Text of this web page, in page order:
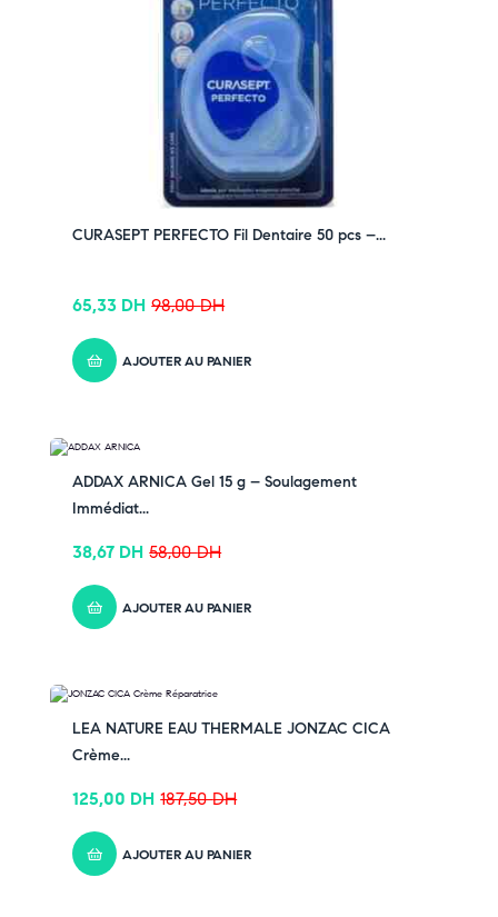
✔ Pour découvrir nos offres et promotions du
✔ Suivez-nous sur TikTok – cliquez ici
✔ Rejoignez-nous sur Instagram –cliquez ici
CURASEPT PERFECTO Fil Dentaire 50 pcs –...
98,00DH
65,33 DH
AJOUTER AU PANIER
ADDAX ARNICA Gel 15 g – Soulagement
Immédiat...
58,00DH
38,67 DH
AJOUTER AU PANIER
LEA NATURE EAU THERMALE JONZAC CICA
Crème...
187,50DH
125,00 DH
AJOUTER AU PANIER